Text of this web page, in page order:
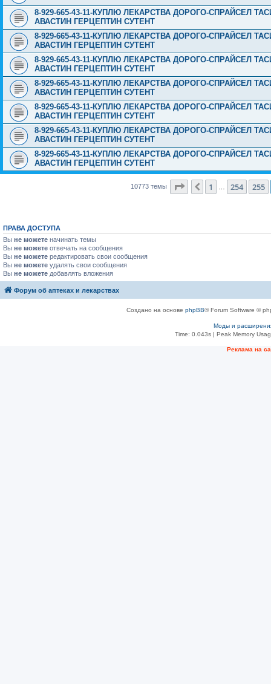
8-929-665-43-11-КУПЛЮ ЛЕКАРСТВА ДОРОГО-СПРАЙСЕЛ
АВАСТИН ГЕРЦЕПТИН СУТЕНТ
8-929-665-43-11-КУПЛЮ ЛЕКАРСТВА ДОРОГО-СПРАЙСЕЛ
АВАСТИН ГЕРЦЕПТИН СУТЕНТ
8-929-665-43-11-КУПЛЮ ЛЕКАРСТВА ДОРОГО-СПРАЙСЕЛ
АВАСТИН ГЕРЦЕПТИН СУТЕНТ
8-929-665-43-11-КУПЛЮ ЛЕКАРСТВА ДОРОГО-СПРАЙСЕЛ
АВАСТИН ГЕРЦЕПТИН СУТЕНТ
8-929-665-43-11-КУПЛЮ ЛЕКАРСТВА ДОРОГО-СПРАЙСЕЛ
АВАСТИН ГЕРЦЕПТИН СУТЕНТ
8-929-665-43-11-КУПЛЮ ЛЕКАРСТВА ДОРОГО-СПРАЙСЕЛ
АВАСТИН ГЕРЦЕПТИН СУТЕНТ
8-929-665-43-11-КУПЛЮ ЛЕКАРСТВА ДОРОГО-СПРАЙСЕЛ
АВАСТИН ГЕРЦЕПТИН СУТЕНТ
10773 темы Страница 256из 431
Пред.
1 254 255
ПРАВА ДОСТУПА
Вы не можете начинать темы
Вы не можете отвечать на сообщения
Вы не можете редактировать свои сообщения
Вы не можете удалять свои сообщения
Вы не можете добавлять вложения
Форум об аптеках и лекарствах
Создано на основе phpBB® Forum Software ©
Моды и
Time: 0.043s| Peak Memory
Рeклама на